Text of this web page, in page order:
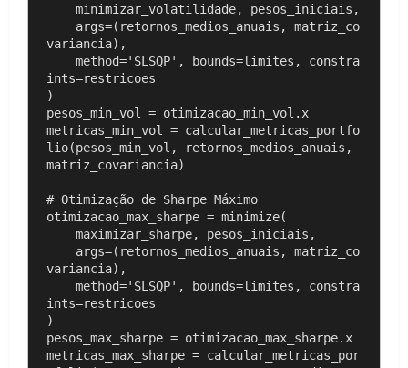
variancia),
ints=restricoes
)
pesos_min_vol = otimizacao_min_vol.x
metricas_min_vol = calcular_metricas_portfo
lio(pesos_min_vol, retornos_medios_anuais,
matriz_covariancia)
# Otimização de Sharpe Máximo
otimizacao_max_sharpe = minimize(
variancia),
ints=restricoes
)
pesos_max_sharpe = otimizacao_max_sharpe.x
metricas_max_sharpe = calcular_metricas_por